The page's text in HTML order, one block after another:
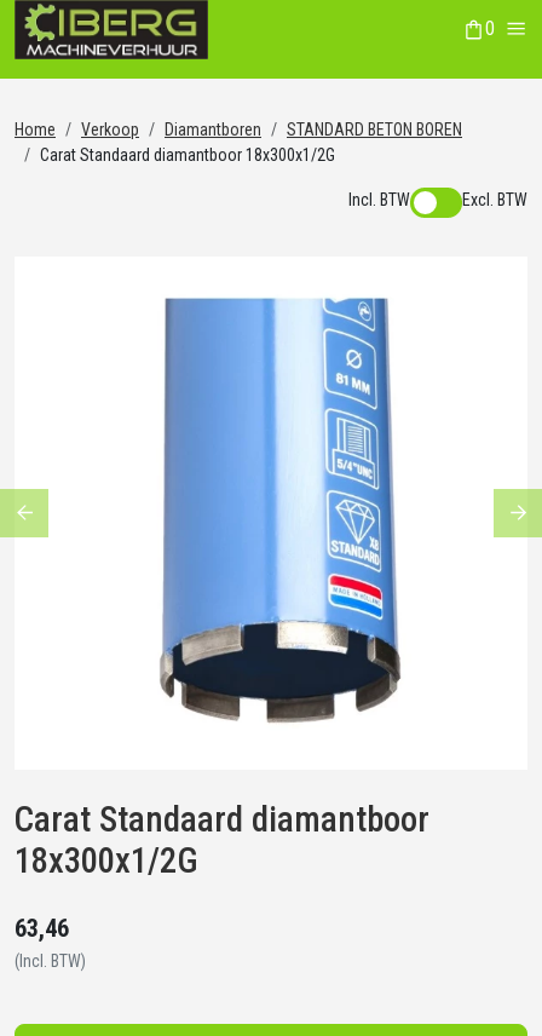
0
Home Verkoop Diamantboren
STANDARD BETON BOREN
Carat Standaard diamantboor 18x300x1/2G
Incl. BTW Excl. BTW
Previous
Carat Standaard diamantboor
18x300x1/2G
63,46
(Incl. BTW)